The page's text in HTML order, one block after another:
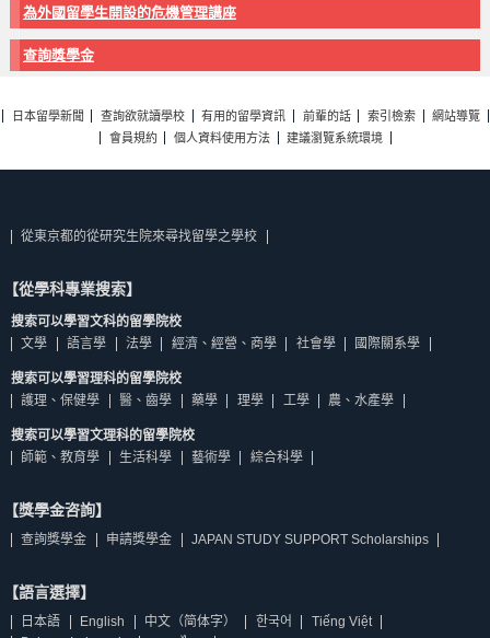
為外國留學生開設的危機管理講座
查詢獎學金
日本留學新聞 查詢欲就讀學校 有用的留學資訊 前輩的話 索引檢索
網站導覽
會員規約
個人資料使用方法 建議瀏覽系統環境
從東京都的從研究生院來尋找留學之學校
【從學科專業搜索】
搜索可以學習文科的留學院校
文學
語言學 法學 經濟、經營、商學 社會學 國際關系學
搜索可以學習理科的留學院校
護理、保健學
醫、齒學 藥學 理學 工學 農、水產學
搜索可以學習文理科的留學院校
師範、教育學
生活科學 藝術學 綜合科學
【獎學金咨詢】
查詢獎學金 申請獎學金 JAPAN STUDY SUPPORT Scholarships
【語言選擇】
日本語 English 中文（简体字） 한국어
Tiếng Việt